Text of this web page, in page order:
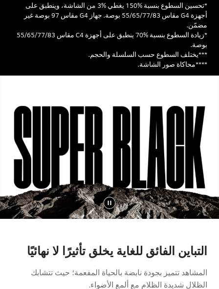
*تحسين السطوع بنسبة %150 يغطي %3 من الشاشة، وينطبق على
أجهزة G4 مقاس 55/65/77/83 بوصة. جهاز G4 مقاس 97 بوصة غير
مضمّن.
*زيادة السطوع بنسبة %70 ينطبق على أجهزة C4 مقاس 55/65/77/83
بوصة.
***يختلف السطوع حسب السلسلة والحجم.
****محاكاة صور الشاشة.
التباين الفائق للغاية يخلق تأثيرًا لا نهائيًا
المشاهد تتميز بجودة نابضة بالحياة المفعمة؛ حيث تتشابك
الظلال شديدة الظلام مع ألمع الأضواء.